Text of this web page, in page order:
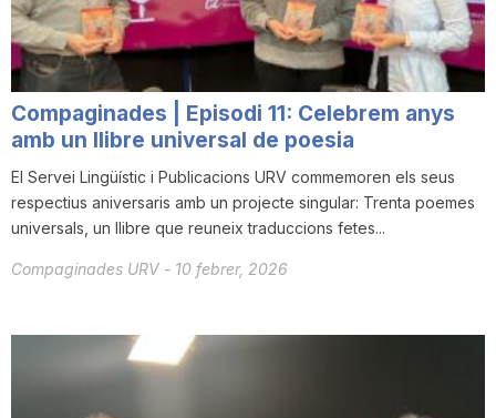
Compaginades | Episodi 11: Celebrem anys
amb un llibre universal de poesia
El Servei Lingüístic i Publicacions URV commemoren els seus
respectius aniversaris amb un projecte singular: Trenta poemes
universals, un llibre que reuneix traduccions fetes...
Compaginades URV - 10 febrer, 2026